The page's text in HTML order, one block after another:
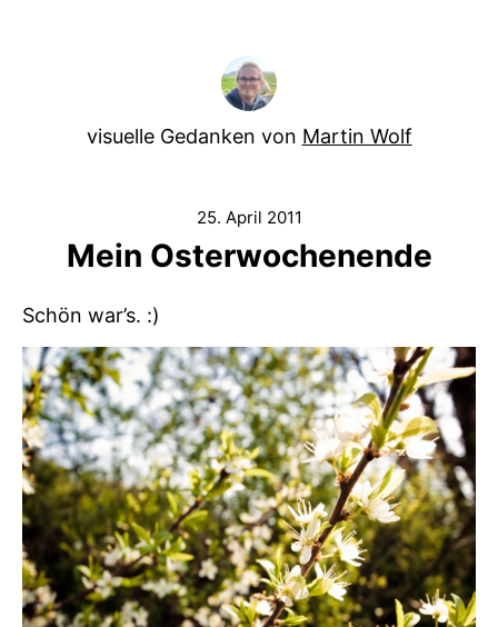
visuelle Gedanken von Martin Wolf
25. April 2011
Mein Osterwochenende
Schön war’s. :)